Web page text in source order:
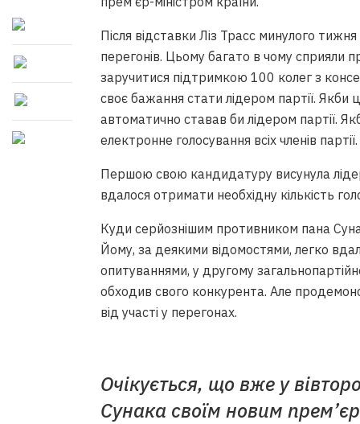
Після відставки Ліз Трасс минулого
перегонів. Цьому багато в чому сприяли п
заручитися підтримкою 100 колег з
своє бажання стати лідером партії.
автоматично ставав би лідером партії.
електронне голосування всіх членів партії.
Першою свою кандидатуру висунула
вдалося отримати необхідну кількість
Куди серйознішим противником пана
Йому, за деякими відомостями, легко
опитуваннями, у другому
обходив свого конкурента. Але
від участі у перегонах.
Очікується, що вже у
Сунака своїм новим